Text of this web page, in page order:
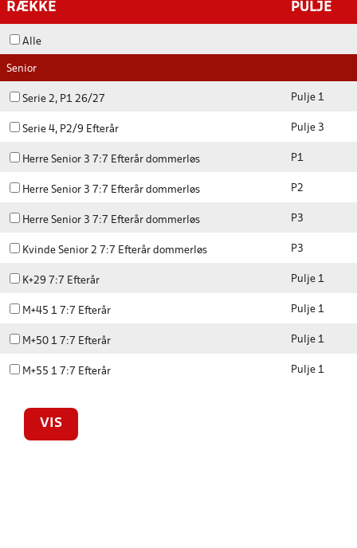
RÆKKE PULJE
Alle
Senior
Serie 2, P1 26/27 Pulje 1
Serie 4, P2/9 Efterår Pulje 3
Herre Senior 3 7:7 Efterår dommerløs P1
Herre Senior 3 7:7 Efterår dommerløs P2
Herre Senior 3 7:7 Efterår dommerløs P3
Kvinde Senior 2 7:7 Efterår dommerløs P3
K+29 7:7 Efterår Pulje 1
M+45 1 7:7 Efterår Pulje 1
M+50 1 7:7 Efterår Pulje 1
M+55 1 7:7 Efterår Pulje 1
VIS